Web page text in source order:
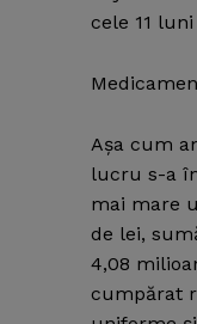
cele 11
Aşa cum
lucru s-a
mai mare
de lei,
4,08
cumpărat